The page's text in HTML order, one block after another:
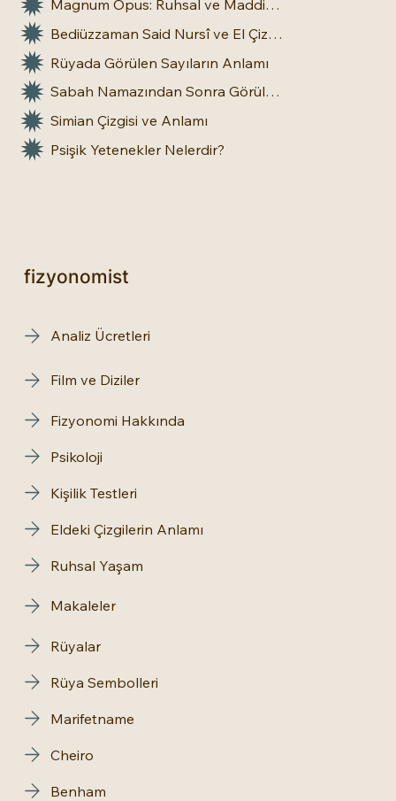
Magnum Opus: Ruhsal ve Maddi Dönüşümün Büyük Eseri
Bediüzzaman Said Nursî ve El Çizgileri: İnsan Doğasına Dair Bir Bakış
Rüyada Görülen Sayıların Anlamı
Sabah Namazından Sonra Görülen Rüya Gerçek Olur mu?
Simian Çizgisi ve Anlamı
Psişik Yetenekler Nelerdir?
fizyonomist
Analiz Ücretleri
Film ve Diziler
Makaleler
Fizyonomi Hakkında
Psikoloji
Kişilik Testleri
Eldeki Çizgilerin Anlamı
Ruhsal Yaşam
Rüyalar
Rüya Sembolleri
Marifetname
Cheiro
Benham